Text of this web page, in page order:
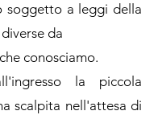
soggetto a leggi della
da
conosciamo.
la piccola
scalpita nell'attesa di